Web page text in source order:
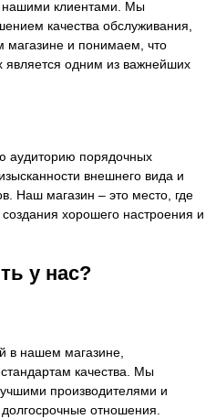
нашими клиентами. Мы
качества обслуживания,
и понимаем, что
является одним из важнейших
аудиторию порядочных
внешнего вида и
Наш магазин – это место, где
хорошего настроения и
у нас?
в нашем магазине,
качества. Мы
производителями и
отношения.